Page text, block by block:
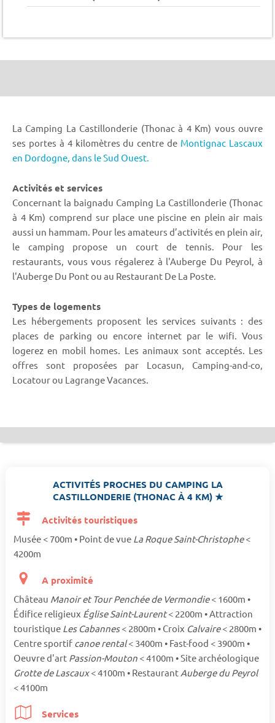
La Camping La Castillonderie (Thonac à 4 Km) vous ouvre
ses portes à 4 kilomètres du centre de Montignac Lascaux
en Dordogne, dans le Sud Ouest.
Activités et services
Concernant la baignadu Camping La Castillonderie (Thonac
à 4 Km) comprend sur place une piscine en plein air mais
aussi un hammam. Pour les amateurs d’activités en plein air,
le camping propose un court de tennis. Pour les
restaurants, vous vous régalerez à l'Auberge Du Peyrol, à
l'Auberge Du Pont ou au Restaurant De La Poste.
Types de logements
Les hébergements proposent les services suivants : des
places de parking ou encore internet par le wifi. Vous
logerez en mobil homes. Les animaux sont acceptés. Les
offres sont proposées par Locasun, Camping-and-co,
Locatour ou Lagrange Vacances.
ACTIVITÉS PROCHES DU CAMPING LA
CASTILLONDERIE (THONAC À 4 KM) ★
Activités touristiques
Musée < 700m • Point de vue La Roque Saint-Christophe<
4200m
A proximité
Château Manoir et Tour Penchée de Vermondie< 1600m •
Édifice religieux Église Saint-Laurent< 2200m • Attraction
touristique Les Cabannes< 2800m • Croix Calvaire< 2800m •
Centre sportif canoe rental< 3400m • Fast-food < 3900m •
Oeuvre d'art Passion-Mouton < 4100m • Site archéologique
Grotte de Lascaux< 4100m • Restaurant Auberge du Peyrol
< 4100m
Services